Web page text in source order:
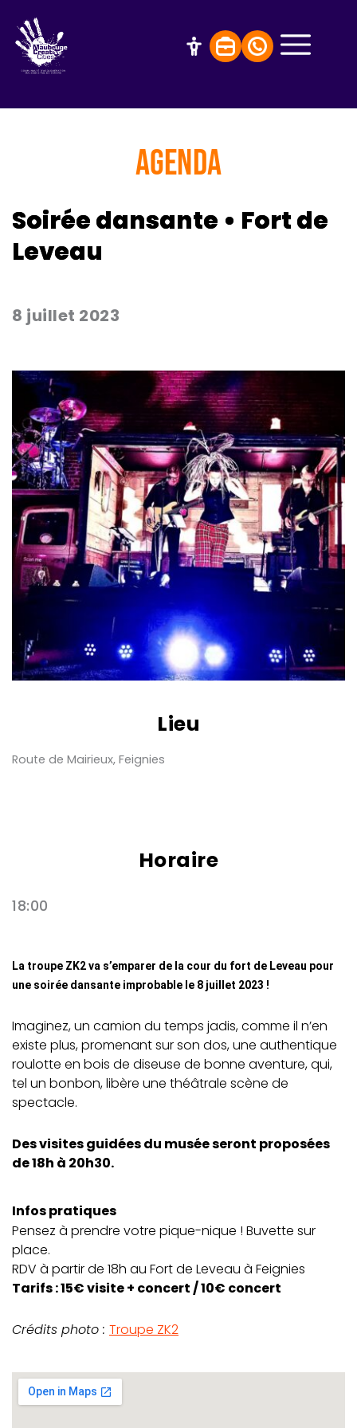
AGENDA
Soirée dansante • Fort de
Leveau
8 juillet 2023
Lieu
Route de Mairieux, Feignies
Horaire
18:00
La troupe ZK2 va s’emparer de la cour du fort de Leveau pour
une soirée dansante improbable le 8 juillet 2023 !
Imaginez, un camion du temps jadis, comme il n’en
existe plus, promenant sur son dos, une authentique
roulotte en bois de diseuse de bonne aventure, qui,
tel un bonbon, libère une théâtrale scène de
spectacle.
Des visites guidées du musée seront proposées
de 18h à 20h30.
Infos pratiques
Pensez à prendre votre pique-nique ! Buvette sur
place.
RDV à partir de 18h au Fort de Leveau à Feignies
Tarifs : 15€ visite + concert / 10€ concert
Crédits photo : Troupe ZK2